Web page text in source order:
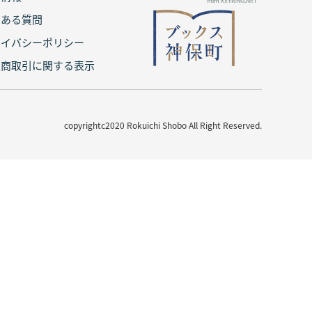
る質問
バシーポリシー
取引に関する表示
copyrightc2020 Rokuichi Shobo All Right Reserved.